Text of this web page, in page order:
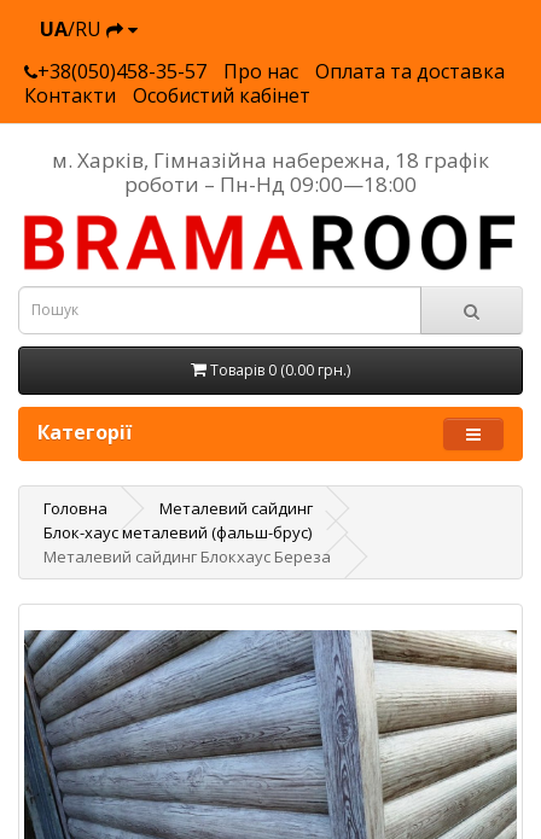
UA/RU
+38(050)458-35-57
Про нас
Оплата та доставка
Контакти
Особистий кабінет
м. Харків, Гімназійна набережна, 18 графік
роботи – Пн-Нд 09:00—18:00
Товарів 0 (0.00 грн.)
Категорії
Головна
Металевий сайдинг
Блок-хаус металевий (фальш-брус)
Металевий сайдинг Блокхаус Береза